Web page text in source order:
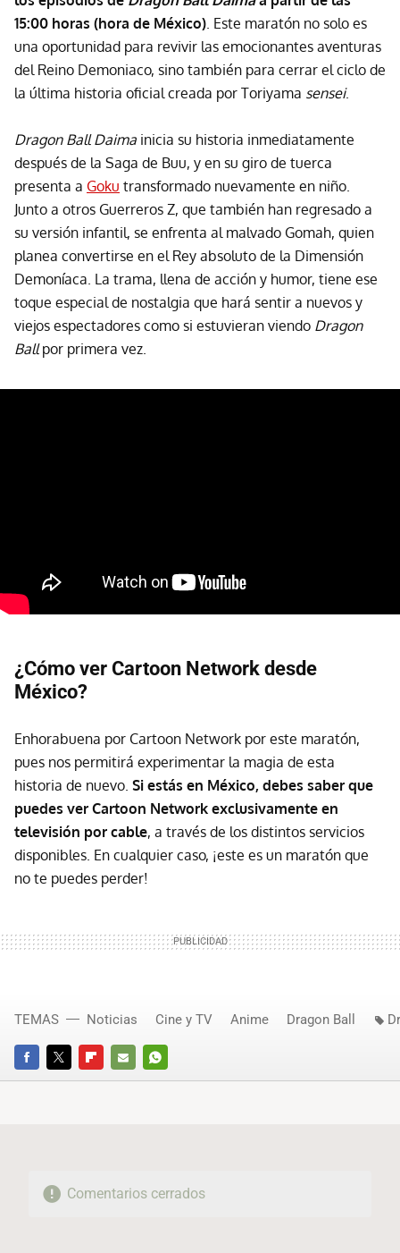
15:00 horas (hora de México). Este maratón no solo es
una oportunidad para revivir las emocionantes aventuras
del Reino Demoniaco, sino también para cerrar el ciclo de
la última historia oficial creada por Toriyama sensei.
Dragon Ball Daima inicia su historia inmediatamente
después de la Saga de Buu, y en su giro de tuerca
presenta a Goku transformado nuevamente en niño.
Junto a otros Guerreros Z, que también han regresado a
su versión infantil, se enfrenta al malvado Gomah, quien
planea convertirse en el Rey absoluto de la Dimensión
Demoníaca. La trama, llena de acción y humor, tiene ese
toque especial de nostalgia que hará sentir a nuevos y
viejos espectadores como si estuvieran viendo Dragon
Ballpor primera vez.
¿Cómo ver Cartoon Network desde
México?
Enhorabuena por Cartoon Network por este maratón,
pues nos permitirá experimentar la magia de esta
historia de nuevo. Si estás en México, debes saber que
puedes ver Cartoon Network exclusivamente en
televisión por cable, a través de los distintos servicios
disponibles. En cualquier caso, ¡este es un maratón que
no te puedes perder!
FACEBOOKTWITTERFLIPBOARD
E-
WHATSAPP
TEMAS Noticias Cine y TV Anime Dragon Ball
Comentarios cerrados